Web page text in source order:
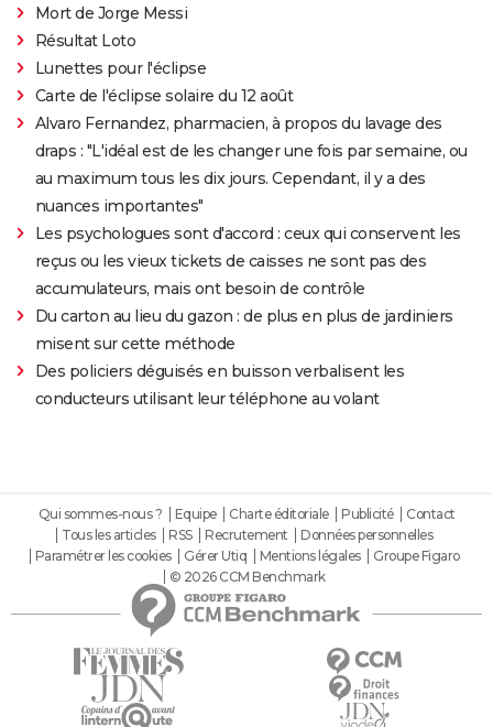
Mort de Jorge Messi
Résultat Loto
Lunettes pour l'éclipse
Carte de l'éclipse solaire du 12 août
Alvaro Fernandez, pharmacien, à propos du lavage des
draps : "L'idéal est de les changer une fois par semaine, ou
au maximum tous les dix jours. Cependant, il y a des
nuances importantes"
Les psychologues sont d'accord : ceux qui conservent les
reçus ou les vieux tickets de caisses ne sont pas des
accumulateurs, mais ont besoin de contrôle
Du carton au lieu du gazon : de plus en plus de jardiniers
misent sur cette méthode
Des policiers déguisés en buisson verbalisent les
conducteurs utilisant leur téléphone au volant
Qui sommes-nous ? Equipe Charte éditoriale Publicité
Contact
Tous les articles
RSS Recrutement
Données personnelles
Paramétrer les cookies
Gérer Utiq Mentions légales
Groupe Figaro
© 2026 CCM Benchmark